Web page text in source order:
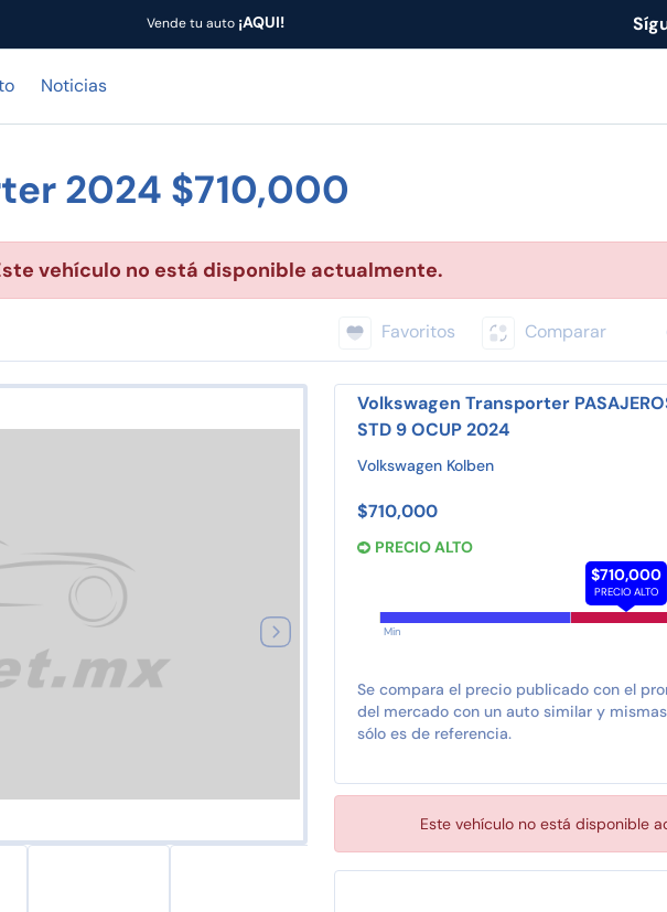
Vende tu auto¡AQUI!
Noticias
2024 $710,000
vehículo no está disponible actualmente.
Favoritos Comparar
Volkswagen Transporter
STD 9 OCUP 2024
Volkswagen Kolben
$710,000
PRECIO ALTO
$710,000
PRECIO ALTO
Min
Se compara el precio publicado con el
del mercado con un auto similar y
sólo es de referencia.
Este vehículo no está disponible